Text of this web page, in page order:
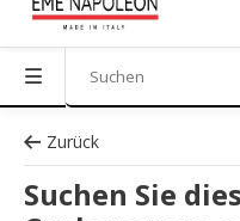
Zurück
Suchen Sie